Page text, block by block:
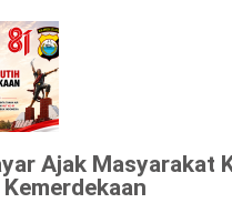
Ajak Masyarakat